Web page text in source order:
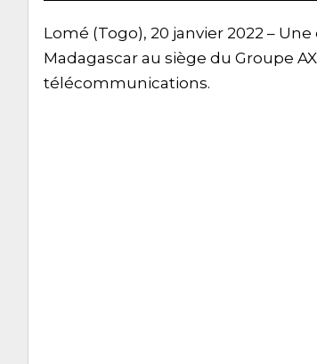
Lomé (Togo), 20 janvier 2022 –
Madagascar au siège du Groupe
télécommunications.